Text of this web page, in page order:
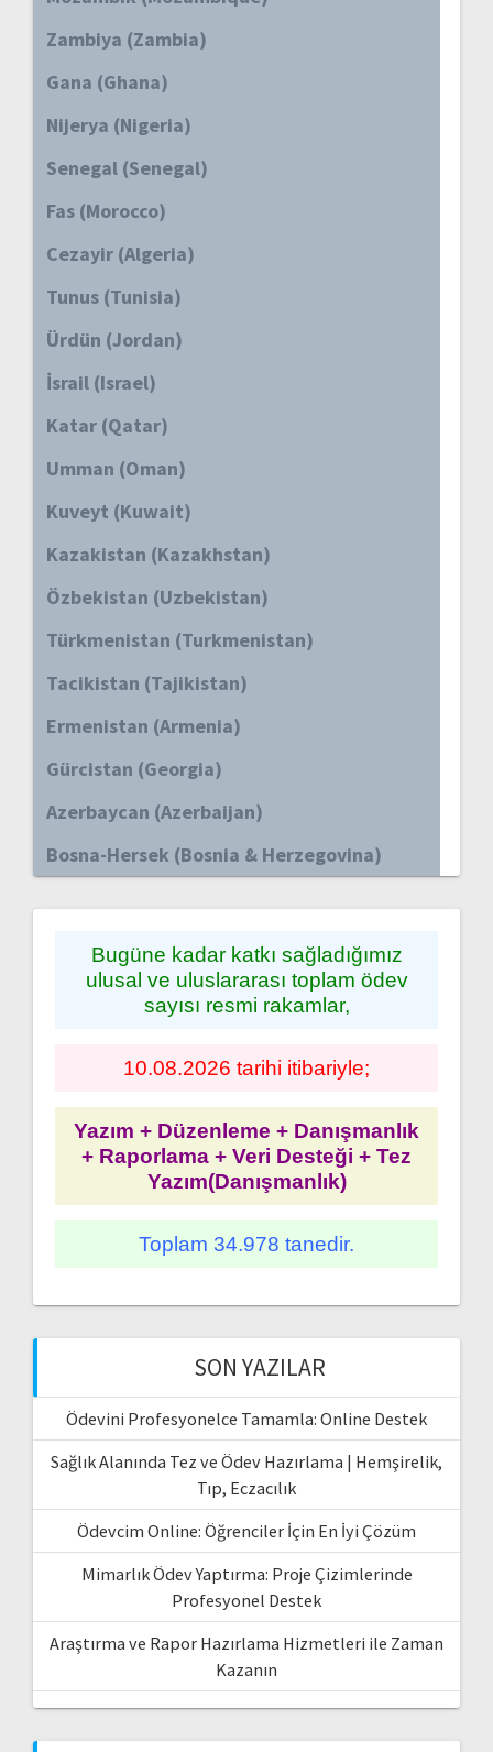
Zambiya (Zambia)
Gana (Ghana)
Nijerya (Nigeria)
Senegal (Senegal)
Fas (Morocco)
Cezayir (Algeria)
Tunus (Tunisia)
Ürdün (Jordan)
İsrail (Israel)
Katar (Qatar)
Umman (Oman)
Kuveyt (Kuwait)
Kazakistan (Kazakhstan)
Özbekistan (Uzbekistan)
Türkmenistan (Turkmenistan)
Tacikistan (Tajikistan)
Ermenistan (Armenia)
Gürcistan (Georgia)
Azerbaycan (Azerbaijan)
Bosna-Hersek (Bosnia & Herzegovina)
Bugüne kadar katkı sağladığımız
ulusal ve uluslararası toplam ödev
sayısı resmi rakamlar,
10.08.2026 tarihi itibariyle;
Yazım + Düzenleme + Danışmanlık
+ Raporlama + Veri Desteği + Tez
Yazım(Danışmanlık)
Toplam 34.978 tanedir.
SON YAZILAR
Ödevini Profesyonelce Tamamla: Online Destek
Sağlık Alanında Tez ve Ödev Hazırlama | Hemşirelik,
Tıp, Eczacılık
Ödevcim Online: Öğrenciler İçin En İyi Çözüm
Mimarlık Ödev Yaptırma: Proje Çizimlerinde
Profesyonel Destek
Araştırma ve Rapor Hazırlama Hizmetleri ile Zaman
Kazanın